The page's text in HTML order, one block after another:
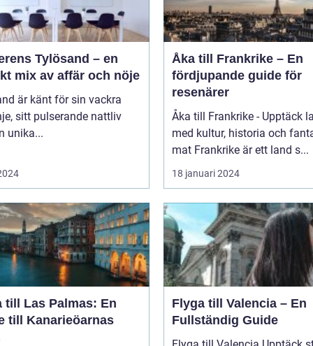
Tylösand – en
mix av affär och nöje
är känt för sin vackra
sitt pulserande nattliv
unika...
Åka till Frankrike – En
fördjupande guide för
resenärer
Åka till Frankrike - Upptäck
med kultur, historia och
mat Frankrike är ett land s...
18 januari 2024
till Las Palmas: En
till Kanarieöarnas
Flyga till Valencia – En
Fullständig Guide